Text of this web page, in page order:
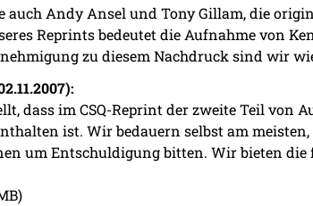
auch Andy Ansel und Tony Gillam, die
Reprints bedeutet die Aufnahme von
zu diesem Nachdruck sind wir
dass im CSQ-Reprint der zweite Teil von
ist. Wir bedauern selbst am
um Entschuldigung bitten. Wir bieten